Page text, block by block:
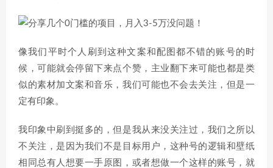
像我们平时个人刷到这种文案和配图都不错的账号的时
候，可能就会停留下来点个赞，主业翻下来可能也都是类
似的素材加文案和音乐，我们可能也不会去关注，但是一
定有印象。
我印象中刷到挺多的，但是我从来没关注过，我们之所以
不关注，是因为我们不是目标用户，这种号的逻辑和壁纸
相同总有人想要一手原图，或者想做一个这样的账号，就